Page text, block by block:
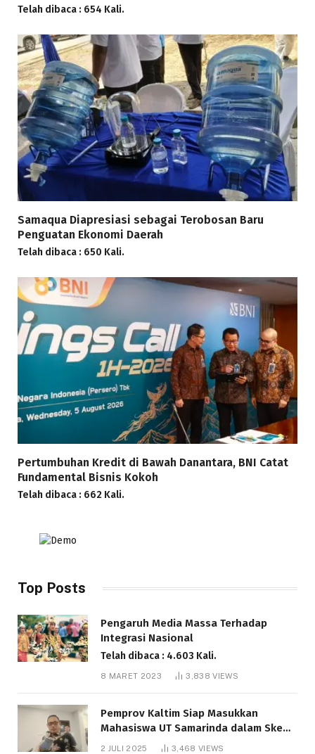
Telah dibaca : 654 Kali.
Samaqua Diapresiasi sebagai Terobosan Baru
Penguatan Ekonomi Daerah
Telah dibaca : 650 Kali.
Pertumbuhan Kredit di Bawah Danantara, BNI Catat
Fundamental Bisnis Kokoh
Telah dibaca : 662 Kali.
Top Posts
Pengaruh Media Massa Terhadap
Integrasi Nasional
Telah dibaca : 4.603 Kali.
8 MARET 2023 3,838VIEWS
Pemprov Kaltim Siap Masukkan
Mahasiswa UT Samarinda dalam Skema
Bantuan Pendidikan Gratispol
2 JULI 2025 3,468 VIEWS